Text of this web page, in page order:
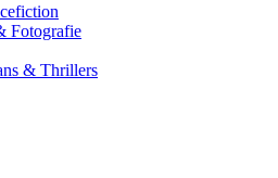
Fotografie
& Thrillers